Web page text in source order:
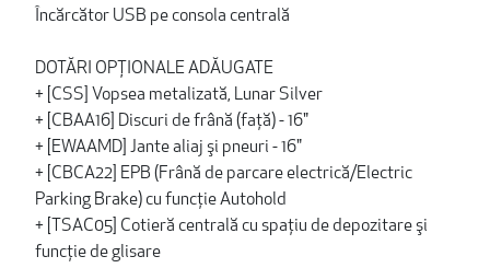
Încărcător USB pe consola centrală
DOTĂRI OPȚIONALE ADĂUGATE
+ [CSS] Vopsea metalizată, Lunar Silver
+ [CBAA16] Discuri de frână (faţă) - 16"
+ [EWAAMD] Jante aliaj şi pneuri - 16"
+ [CBCA22] EPB (Frână de parcare electrică/Electric
Parking Brake) cu funcţie Autohold
+ [TSAC05] Cotieră centrală cu spaţiu de depozitare şi
funcţie de glisare